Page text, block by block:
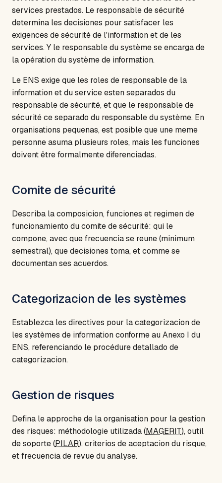
services prestados. Le responsable de sécurité
determina les decisiones pour satisfacer les
exigences de sécurité de l'information et de les
services. Y le responsable du système se encarga de
la opération du système de information.
Le ENS exige que les roles de responsable de la
information et du service esten separados du
responsable de sécurité, et que le responsable de
sécurité ce separado du responsable du système. En
organisations pequenas, est posible que une meme
personne asuma plusieurs roles, mais les funciones
doivent être formalmente diferenciadas.
Comite de sécurité
Describa la composicion, funciones et regimen de
funcionamiento du comite de sécurité: qui le
compone, avec que frecuencia se reune (minimum
semestral), que decisiones toma, et comme se
documentan ses acuerdos.
Categorizacion de les systèmes
Establezca les directives pour la categorizacion de
les systèmes de information conforme au Anexo I du
ENS, referenciando le procédure detallado de
categorizacion.
Gestion de risques
Defina le approche de la organisation pour la gestion
des risques: méthodologie utilizada (MAGERIT), outil
de soporte (PILAR), criterios de aceptacion du risque,
et frecuencia de revue du analyse.